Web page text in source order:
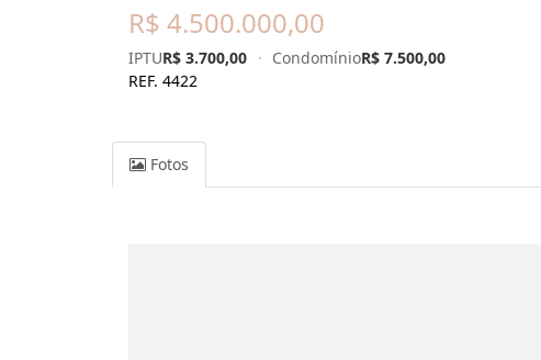
R$ 4.500.000,00
IPTUR$ 3.700,00 · CondomínioR$ 7.500,00
REF. 4422
Fotos